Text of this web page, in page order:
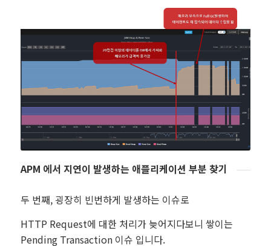
APM 에서 지연이 발생하는 애플리케이션 부분 찾기
두 번째, 굉장히 빈번하게 발생하는 이슈로
HTTP Request에 대한 처리가 늦어지다보니 쌓이는
Pending Transaction 이슈 입니다.